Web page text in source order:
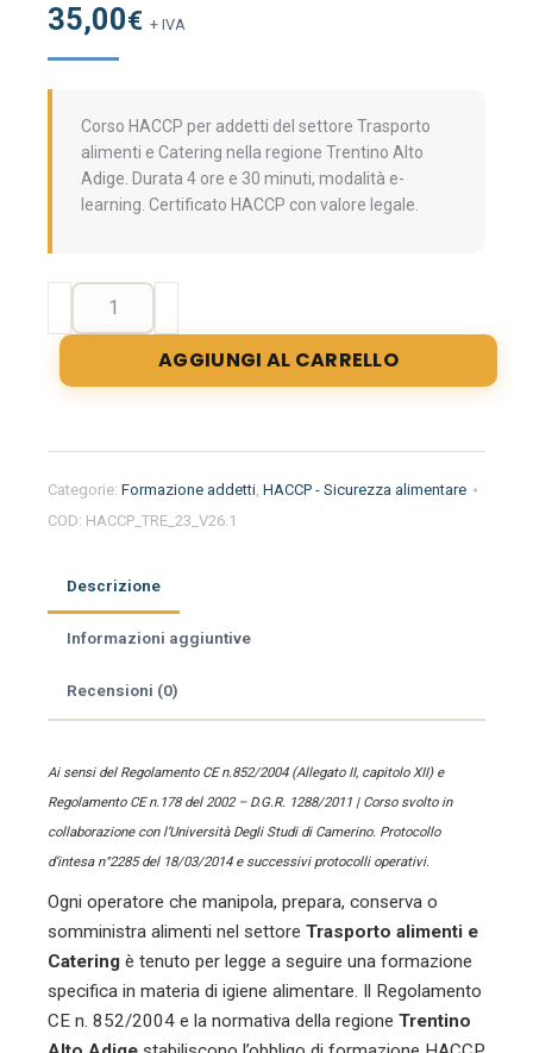
35,00€ + IVA
Corso HACCP per addetti del settore Trasporto
alimenti e Catering nella regione Trentino Alto
Adige. Durata 4 ore e 30 minuti, modalità e-
learning. Certificato HACCP con valore legale.
Formazione
per
addetti
alimentare
regione
Trentino
Adige
-
Trasporto
AGGIUNGI AL CARRELLO
Categorie: Formazione addetti, HACCP - Sicurezza alimentare
COD: HACCP_TRE_23_V26.1
Descrizione
Informazioni aggiuntive
Recensioni (0)
Ai sensi del Regolamento CE n.852/2004 (Allegato II, capitolo XII) e
Regolamento CE n.178 del 2002 – D.G.R. 1288/2011 | Corso svolto in
collaborazione con l’Università Degli Studi di Camerino. Protocollo
d’intesa n°2285 del 18/03/2014 e successivi protocolli operativi.
Ogni operatore che manipola, prepara, conserva o
somministra alimenti nel settore Trasporto alimenti e
Catering è tenuto per legge a seguire una formazione
specifica in materia di igiene alimentare. Il Regolamento
CE n. 852/2004 e la normativa della regione Trentino